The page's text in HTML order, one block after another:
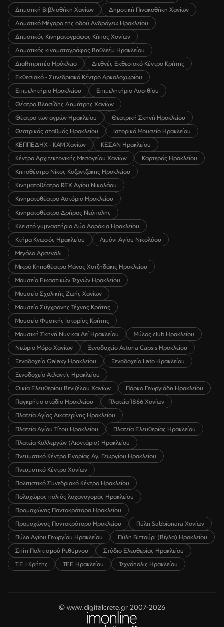
Δημοτική Βιβλιοθήκη Χανίων
Δημοτική Πινακοθήκη Χανίων
Δημοτικό Μέγαρο της οδού Ανδρόγεω Ηρακλείου
Δημοτικός Κινηματογράφος Κήπος Χανίων
Δημοτικός κινηματογράφος Βηθλεέμ Ηρακλείου
ΔιαRτηρητέο Ηράκλειο
Διεθνές Εκθεσιακό Κέντρο Κρήτης
Εκθεσιακό - Συνεδριακό Κέντρο Αρκαλοχωρίου
Επιμελητήριο Ηρακλείου
Επιμελητήριο Λασιθίου
Θέατρο Βλησίδης Δημήτρης Χανίων
Θέατρο των αγρών Ηρακλείου
Θεατρική Σκηνή Ηρακλείου
Θεατρικός σταθμός Ηρακλείου
Ιστορικό Μουσείο Ηρακλείου
ΚΕΠΠΕΔΗΧ - ΚΑΜ Χανίων
ΚΕΣΑΝ Ηρακλείου
Κέντρο Αρχιτεκτονικής Μεσογείου Χανίων
Καρτερός Ηρακλείου
Κηποθέατρο Νίκος Καζαντζάκης Ηρακλείου
Κινηματοθέατρο REX Αγίου Νικολάου
Κινηματοθέατρο Αστόρια Ηρακλείου
Κινηματοθέατρο Δρήρος Νεάπολης
Κλειστό γυμναστήριο Δύο Αοράκια Ηρακλείου
Κτήμα Κνωσός Ηρακλείου
Λιμάνι Αγίου Νικολάου
Μεγάλο Αρσενάλι
Μικρό Κηποθέατρο Μάνος Χατζηδάκις Ηρακλείου
Μουσείο Εικαστικών Τεχνών Ηρακλείου
Μουσείο Σχολικής Ζωής Χανίων
Μουσείο Σύγχρονης Τέχνης Κρήτης
Μουσείο Φυσικής Ιστορίας Κρήτης
Μουσική Σκηνή Νυν και Αεί Ηρακλείου
Μύλος club Ηρακλείου
Νεώριο Μόρο Χανίων
Ξενοδοχείο Astoria Capsis Ηρακλείου
Ξενοδοχείο Galaxy Ηρακλείου
Ξενοδοχείο Lato Ηρακλείου
Ξενοδοχείο Ατλαντίς Ηρακλείου
Οικία Ελευθερίου Βενιζέλου Χανίων
Πάρκο Γεωργιάδη Ηρακλείου
Παγκρήτιο στάδιο Ηρακλείου
Πλατεία 1866 Χανίων
Πλατεία Αγίας Αικατερίνης Ηρακλείου
Πλατεία Αγίου Τίτου Ηρακλείου
Πλατεία Ελευθερίας Ηρακλείου
Πλατεία Καλλεργών (Λιοντάρια) Ηρακλείου
Πνευματικό Κέντρο Ενορίας Αγ. Γεωργίου Ηρακλείου
Πνευματικό Κέντρο Χανίων
Πολιτιστικό Συνεδριακό Κέντρο Ηρακλείου
Πολυχώρος παλιάς λαχαναγοράς Ηρακλείου
Προμαχώνας Παντοκράτορα Ηρακλείου
Προμαχώνας Παντοκράτορα Ηρακλείου
Πύλη Sabbionara Χανίων
Πύλη Αγίου Γεωργίου Ηρακλείου
Πύλη Βιττούρι (Βίγλα) Ηρακλείου
Σπίτι Πολιτισμού Ρεθύμνου
Στάδιο Ελευθερίας Ηρακλείου
Τ.Ε.Ι Κρήτης
ΤΕΕ Ηρακλείου Τεχνόπολις Ηρακλείου
© www.digitalcrete.gr 2007-2026